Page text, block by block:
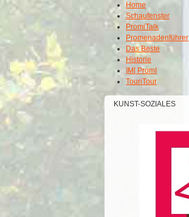
Home
Schaufenster
PromiTalk
Promenadenführer
Das Beste
Historie
]M[ PromI
TouriTour
KUNST-SOZIALES